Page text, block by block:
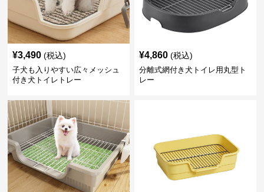
¥3,490 (税込)
子犬も入りやすい広々メッシュ
付き犬トイレトレー
¥4,860 (税込)
分離式網付き犬トイレ用丸型ト
レー